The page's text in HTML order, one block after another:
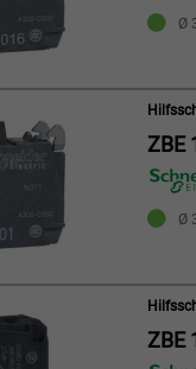
Ø
ZBE
Ø
ZBE